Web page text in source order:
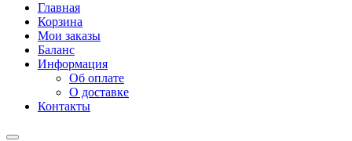
Главная
Корзина
Мои заказы
Баланс
Информация
Об оплате
О доставке
Контакты